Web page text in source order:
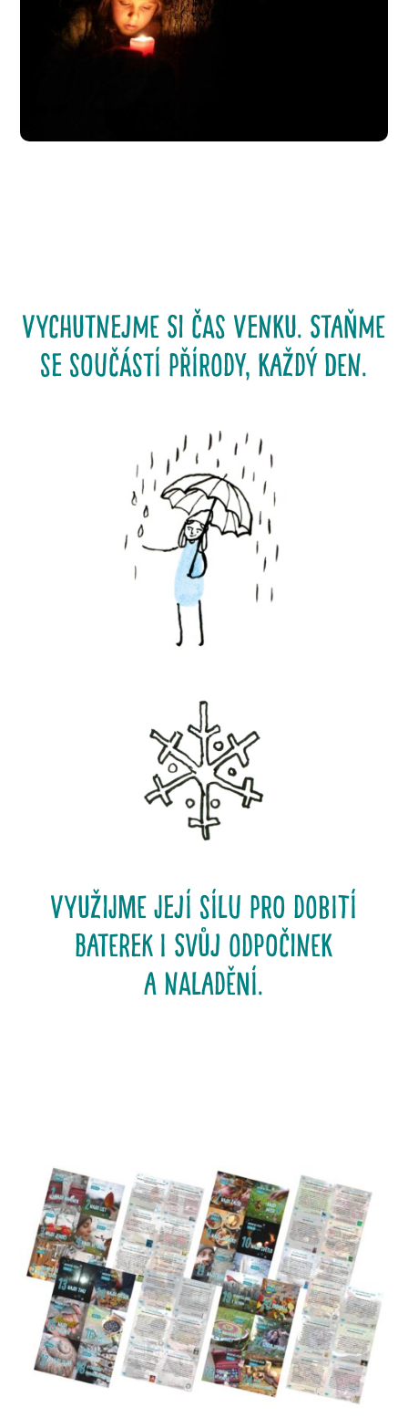
Vychutnejme si čas venku. Staňme
se součástí přírody, každý den.
Využijme její sílu pro dobití
baterek i svůj odpočinek
a naladění.